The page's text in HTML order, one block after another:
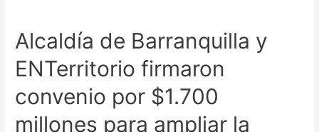
Alcaldía de Barranquilla y
ENTerritorio firmaron
convenio por $1.700
millones para ampliar la